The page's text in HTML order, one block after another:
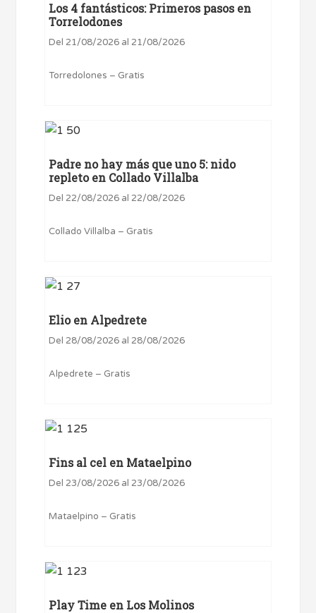
Los 4 fantásticos: Primeros pasos en
Torrelodones
Del 21/08/2026 al 21/08/2026
Torredolones – Gratis
Padre no hay más que uno 5: nido
repleto en Collado Villalba
Del 22/08/2026 al 22/08/2026
Collado Villalba – Gratis
Elio en Alpedrete
Del 28/08/2026 al 28/08/2026
Alpedrete – Gratis
Fins al cel en Mataelpino
Del 23/08/2026 al 23/08/2026
Mataelpino – Gratis
Play Time en Los Molinos